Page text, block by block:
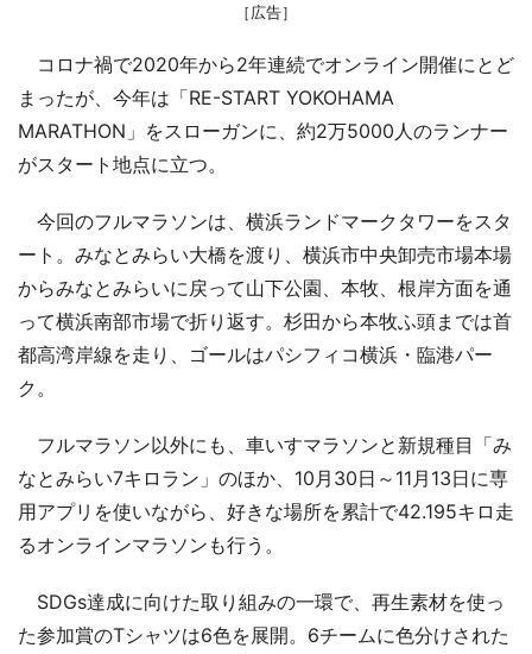
［広告］
コロナ禍で2020年から2年連続でオンライン開催にとど
まったが、今年は「RE-START YOKOHAMA
MARATHON」をスローガンに、約2万5000人のランナー
がスタート地点に立つ。
今回のフルマラソンは、横浜ランドマークタワーをスタ
ート。みなとみらい大橋を渡り、横浜市中央卸売市場本場
からみなとみらいに戻って山下公園、本牧、根岸方面を通
って横浜南部市場で折り返す。杉田から本牧ふ頭までは首
都高湾岸線を走り、ゴールはパシフィコ横浜・臨港パー
ク。
フルマラソン以外にも、車いすマラソンと新規種目「み
なとみらい7キロラン」のほか、10月30日～11月13日に専
用アプリを使いながら、好きな場所を累計で42.195キロ走
るオンラインマラソンも行う。
SDGs達成に向けた取り組みの一環で、再生素材を使っ
た参加賞のTシャツは6色を展開。6チームに色分けされた